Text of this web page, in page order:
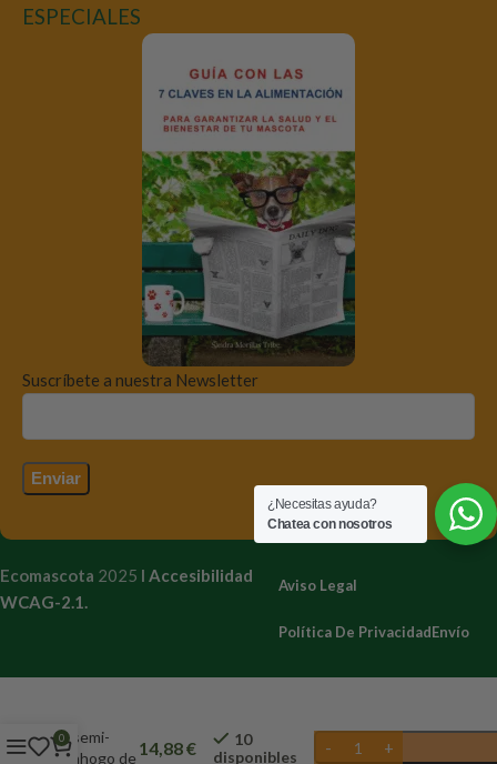
ESPECIALES
Suscríbete a nuestra Newsletter
Ecomascota 2025 I Accesibilidad
WCAG-2.1.
Aviso Legal
Política De PrivacidadEnvío
semi-
ahogo de 14,88€
10
disponibles
¿Necesitas ayuda?
Chatea con nosotros
0